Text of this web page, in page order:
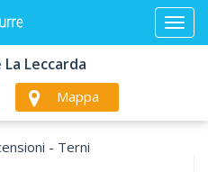
Leccarda
Mappa
- Terni